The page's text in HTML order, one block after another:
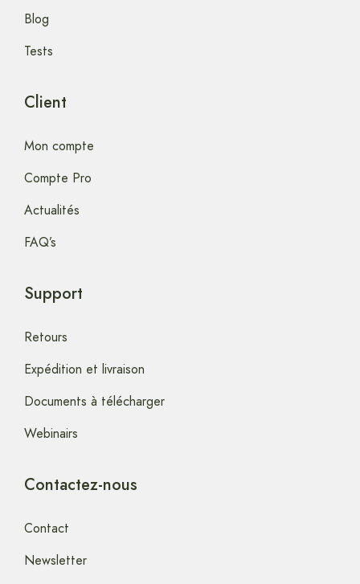
Blog
Tests
Client
Mon compte
Compte Pro
Actualités
FAQ’s
Support
Retours
Expédition et livraison
Documents à télécharger
Webinairs
Contactez-nous
Contact
Newsletter